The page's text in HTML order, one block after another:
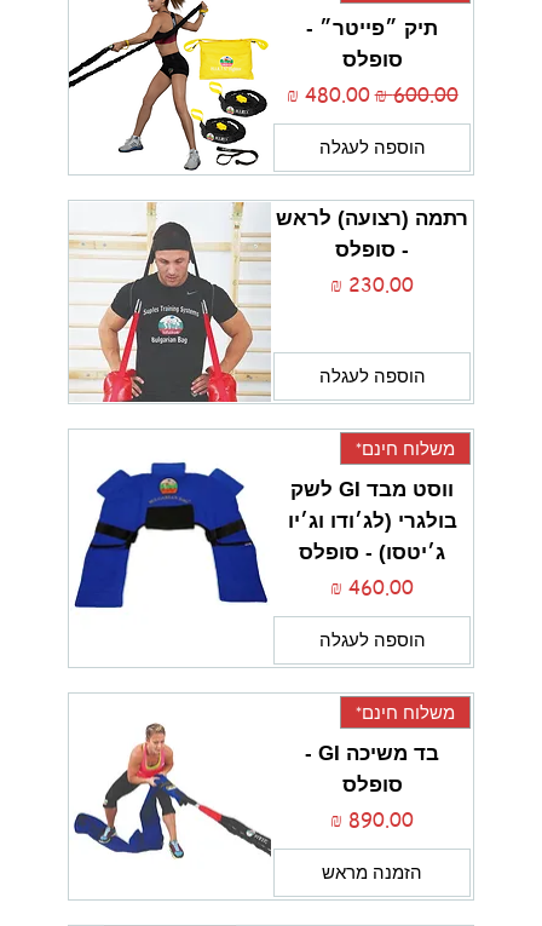
תיק ״פייטר״ -
סופלס
מחיר רגיל‏600.00 ‏₪ מחיר מבצע‏480.00 ‏₪
הוספה לעגלה
רתמה (רצועה) לראש
- סופלס
מחיר
הוספה לעגלה
משלוח חינם*
ווסט מבד GI לשק
בולגרי (לג׳ודו וג׳יו
ג׳יטסו) - סופלס
מחיר
הוספה לעגלה
משלוח חינם*
בד משיכה GI -
סופלס
מחיר
הזמנה מראש